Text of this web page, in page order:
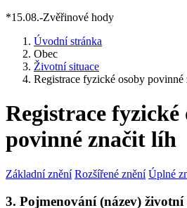
*15.08.-Zvěřinové hody
Úvodní stránka
Obec
Životní situace
Registrace fyzické osoby povinné
Registrace fyzické
povinné značit líh
Základní znění Rozšířené znění Úplné
3. Pojmenování (název) životní